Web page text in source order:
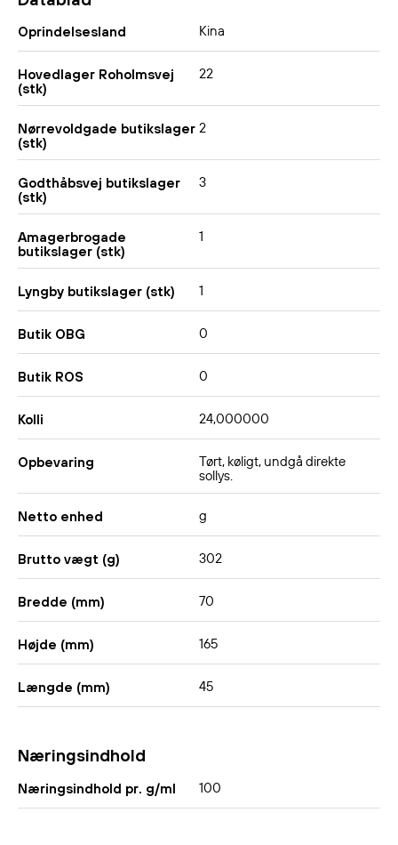
Oprindelsesland Kina
Hovedlager Roholmsvej
(stk)
22
Nørrevoldgade butikslager
(stk)
2
Godthåbsvej butikslager
(stk)
3
Amagerbrogade
butikslager (stk)
1
Lyngby butikslager (stk) 1
Butik OBG 0
Butik ROS 0
Kolli 24,000000
Opbevaring
Tørt, køligt, undgå direkte
sollys.
Netto enhed g
Brutto vægt (g) 302
Bredde (mm) 70
Højde (mm) 165
Længde (mm) 45
Næringsindhold
Næringsindhold pr. g/ml 100